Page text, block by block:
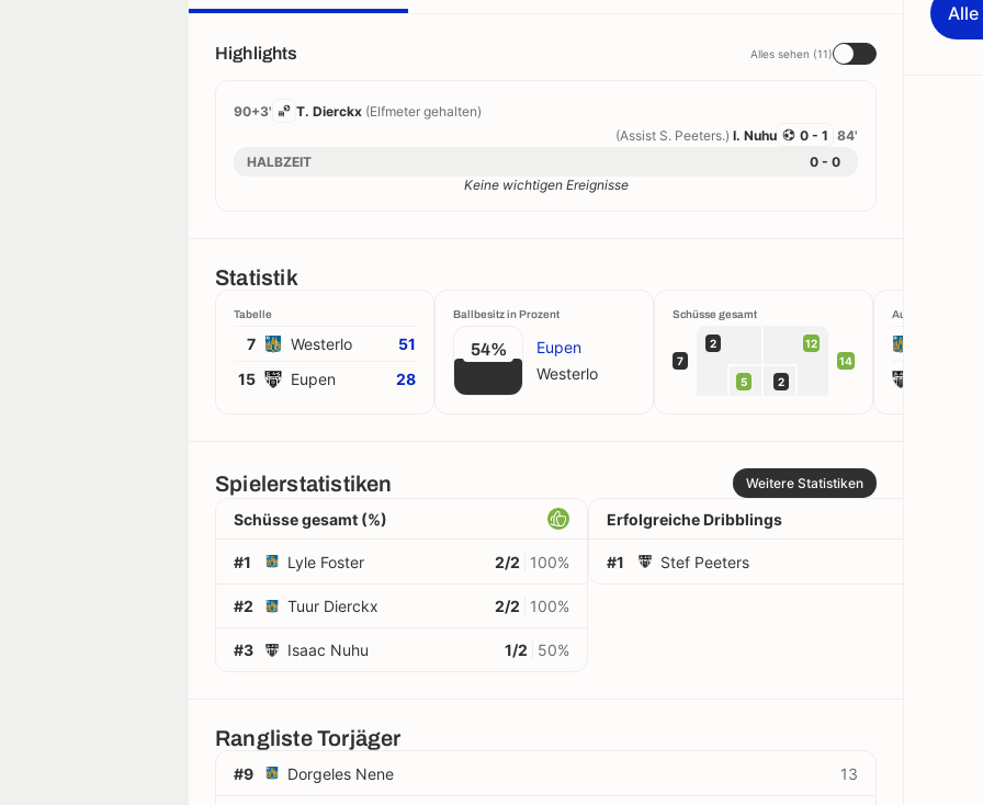
Highlights Alles sehen (11)
90+3' T. Dierckx (Elfmeter gehalten)
84'
0 - 1
(Assist S. Peeters.) I. Nuhu
HALBZEIT
0 - 0
Keine wichtigen Ereignisse
Statistik
Tabelle
7 Westerlo
51
15
Eupen 28
Ballbesitz in Prozent
54%
Eupen
Westerlo
Schüsse gesamt
7
2 12
5 2
14
Aufstellung
Spielerstatistiken Weitere Statistiken
Schüsse gesamt (%)
#1 Lyle Foster 2/2 100%
#2 Tuur Dierckx 2/2 100%
#3 Isaac Nuhu 1/2 50%
Erfolgreiche Dribblings
#1 Stef Peeters
Rangliste Torjäger
#9 Dorgeles Nene 13
Alle